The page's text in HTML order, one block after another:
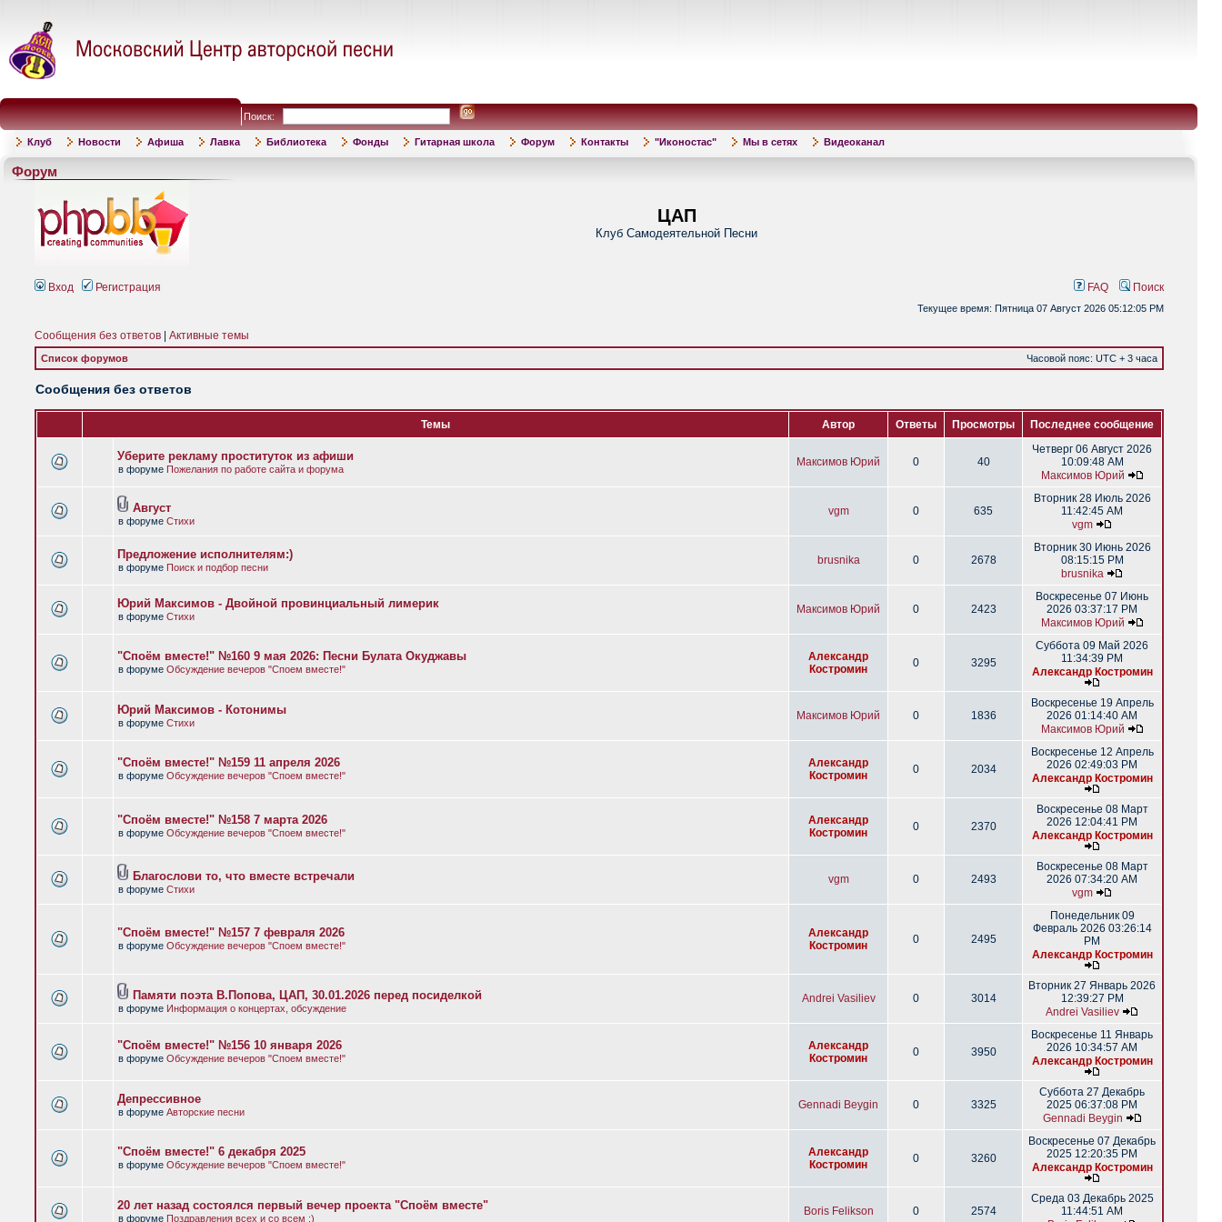
Поиск:
Клуб Новости Афиша Лавка Библиотека Фонды Гитарная школа Форум Контакты "Иконостас" Мы в сетях Видеоканал
Форум
ЦАП
Клуб Самодеятельной Песни
Вход Регистрация FAQ Поиск
Текущее время: Пятница 07 Август 2026 05:12:05 PM
Сообщения без ответов Активные темы
Список форумов Часовой пояс: UTC + 3 часа
Сообщения без ответов
Темы Автор Ответы Просмотры Последнее сообщение
Уберите рекламу проституток из афиши
в форуме Пожелания по работе сайта и форума
Максимов Юрий 0 40
Четверг 06 Август 2026
10:09:48 AM
Максимов Юрий
Август
в форуме Стихи
vgm 0 635
Вторник 28 Июль 2026
11:42:45 AM
vgm
Предложение исполнителям:)
в форуме Поиск и подбор песни
brusnika 0 2678
Вторник 30 Июнь 2026
08:15:15 PM
brusnika
Юрий Максимов - Двойной провинциальный лимерик
в форуме Стихи
Максимов Юрий 0 2423
Воскресенье 07 Июнь
2026 03:37:17 PM
Максимов Юрий
"Споём вместе!" №160 9 мая 2026: Песни Булата Окуджавы
в форуме Обсуждение вечеров "Споем вместе!"
Александр
Костромин
0 3295
Суббота 09 Май 2026
11:34:39 PM
Александр Костромин
Юрий Максимов - Котонимы
в форуме Стихи
Максимов Юрий 0 1836
Воскресенье 19 Апрель
2026 01:14:40 AM
Максимов Юрий
"Споём вместе!" №159 11 апреля 2026
в форуме Обсуждение вечеров "Споем вместе!"
Александр
Костромин
0 2034
Воскресенье 12 Апрель
2026 02:49:03 PM
Александр Костромин
"Споём вместе!" №158 7 марта 2026
в форуме Обсуждение вечеров "Споем вместе!"
Александр
Костромин
0 2370
Воскресенье 08 Март
2026 12:04:41 PM
Александр Костромин
Благослови то, что вместе встречали
в форуме Стихи
vgm 0 2493
Воскресенье 08 Март
2026 07:34:20 AM
vgm
"Споём вместе!" №157 7 февраля 2026
в форуме Обсуждение вечеров "Споем вместе!"
Александр
Костромин
0 2495
Понедельник 09
Февраль 2026 03:26:14
PM
Александр Костромин
Памяти поэта В.Попова, ЦАП, 30.01.2026 перед посиделкой
в форуме Информация о концертах, обсуждение
Andrei Vasiliev 0 3014
Вторник 27 Январь 2026
12:39:27 PM
Andrei Vasiliev
"Споём вместе!" №156 10 января 2026
в форуме Обсуждение вечеров "Споем вместе!"
Александр
Костромин
0 3950
Воскресенье 11 Январь
2026 10:34:57 AM
Александр Костромин
Депрессивное
в форуме Авторские песни
Gennadi Beygin 0 3325
Суббота 27 Декабрь
2025 06:37:08 PM
Gennadi Beygin
"Споём вместе!" 6 декабря 2025
в форуме Обсуждение вечеров "Споем вместе!"
Александр
Костромин
0 3260
Воскресенье 07 Декабрь
2025 12:20:35 PM
Александр Костромин
20 лет назад состоялся первый вечер проекта "Споём вместе"
в форуме Поздравления всех и со всем :)
Boris Felikson 0 2574
Среда 03 Декабрь 2025
11:44:51 AM